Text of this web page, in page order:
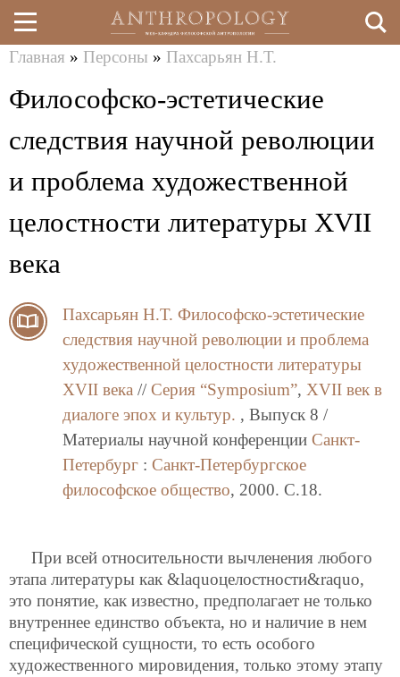
Перейти
к
здесь
Главная » Персоны » Пахсарьян Н.Т.
Философско-эстетические
следствия научной революции
и проблема художественной
целостности литературы XVII
века
Пахсарьян Н.Т. Философско-эстетические
следствия научной революции и проблема
художественной целостности литературы
XVII века // Серия “Symposium”, XVII век в
диалоге эпох и культур. , Выпуск 8 /
Материалы научной конференции Санкт-
Петербург : Санкт-Петербургское
философское общество, 2000. C.18.
При всей относительности вычленения любого
этапа литературы как &laquoцелостности&raquo,
это понятие, как известно, предполагает не только
внутреннее единство объекта, но и наличие в нем
специфической сущности, то есть особого
художественного мировидения, только этому этапу